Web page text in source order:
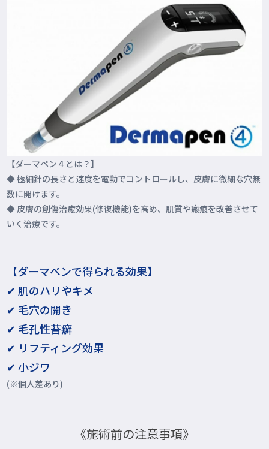
【ダーマペン４とは？】
◆ 極細針の長さと速度を電動でコントロールし、皮膚に微細な穴無
数に開けます。
◆ 皮膚の創傷治癒効果(修復機能)を高め、肌質や瘢痕を改善させて
いく治療です。
【ダーマペンで得られる効果】
✔ 肌のハリやキメ
✔ 毛穴の開き
✔ 毛孔性苔癬
✔ リフティング効果
✔ 小ジワ
(※個人差あり)
《施術前の注意事項》